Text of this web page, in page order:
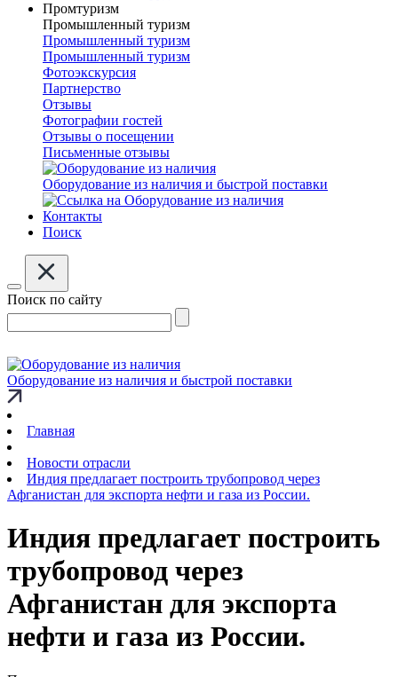
Промтуризм
Промышленный туризм
Промышленный туризм
Промышленный туризм
Фотоэкскурсия
Партнерство
Отзывы
Фотографии гостей
Отзывы о посещении
Письменные отзывы
Оборудование из наличия и быстрой поставки
Контакты
Поиск
Поиск по сайту
Оборудование из наличия и быстрой поставки
Главная
Новости отрасли
Индия предлагает построить трубопровод через
Афганистан для экспорта нефти и газа из России.
Индия предлагает построить
трубопровод через
Афганистан для экспорта
нефти и газа из России.